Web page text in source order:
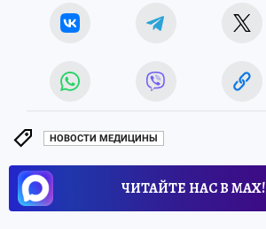
НОВОСТИ МЕДИЦИНЫ
ЧИТАЙТЕ НАС В МАХ!